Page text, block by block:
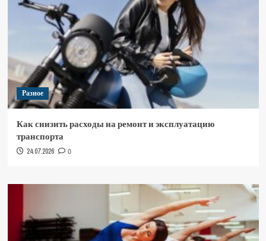
Разное
Как снизить расходы на ремонт и эксплуатацию
транспорта
24.07.2026 0